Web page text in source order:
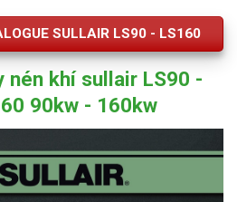
SULLAIR LS90 - LS160
nén khí sullair LS90 -
90kw - 160kw